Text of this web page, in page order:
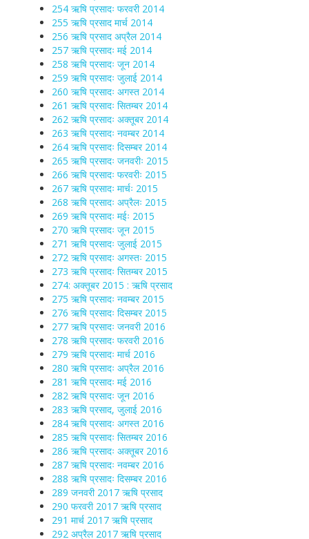
254 ऋषि प्रसादः फरवरी 2014
255 ऋषि प्रसाद मार्च 2014
256 ऋषि प्रसाद अप्रैल 2014
257 ऋषि प्रसादः मई 2014
258 ऋषि प्रसादः जून 2014
259 ऋषि प्रसादः जुलाई 2014
260 ऋषि प्रसादः अगस्त 2014
261 ऋषि प्रसादः सितम्बर 2014
262 ऋषि प्रसादः अक्तूबर 2014
263 ऋषि प्रसादः नवम्बर 2014
264 ऋषि प्रसादः दिसम्बर 2014
265 ऋषि प्रसादः जनवरीः 2015
266 ऋषि प्रसादः फरवरीः 2015
267 ऋषि प्रसादः मार्चः 2015
268 ऋषि प्रसादः अप्रैलः 2015
269 ऋषि प्रसादः मईः 2015
270 ऋषि प्रसादः जून 2015
271 ऋषि प्रसादः जुलाई 2015
272 ऋषि प्रसादः अगस्तः 2015
273 ऋषि प्रसादः सितम्बर 2015
274: अक्तूबर 2015 : ऋषि प्रसाद
275 ऋषि प्रसादः नवम्बर 2015
276 ऋषि प्रसादः दिसम्बर 2015
277 ऋषि प्रसादः जनवरी 2016
278 ऋषि प्रसादः फरवरी 2016
279 ऋषि प्रसादः मार्च 2016
280 ऋषि प्रसादः अप्रैल 2016
281 ऋषि प्रसादः मई 2016
282 ऋषि प्रसादः जून 2016
283 ऋषि प्रसाद, जुलाई 2016
284 ऋषि प्रसादः अगस्त 2016
285 ऋषि प्रसादः सितम्बर 2016
286 ऋषि प्रसादः अक्तूबर 2016
287 ऋषि प्रसादः नवम्बर 2016
288 ऋषि प्रसादः दिसम्बर 2016
289 जनवरी 2017 ऋषि प्रसाद
290 फरवरी 2017 ऋषि प्रसाद
291 मार्च 2017 ऋषि प्रसाद
292 अप्रैल 2017 ऋषि प्रसाद